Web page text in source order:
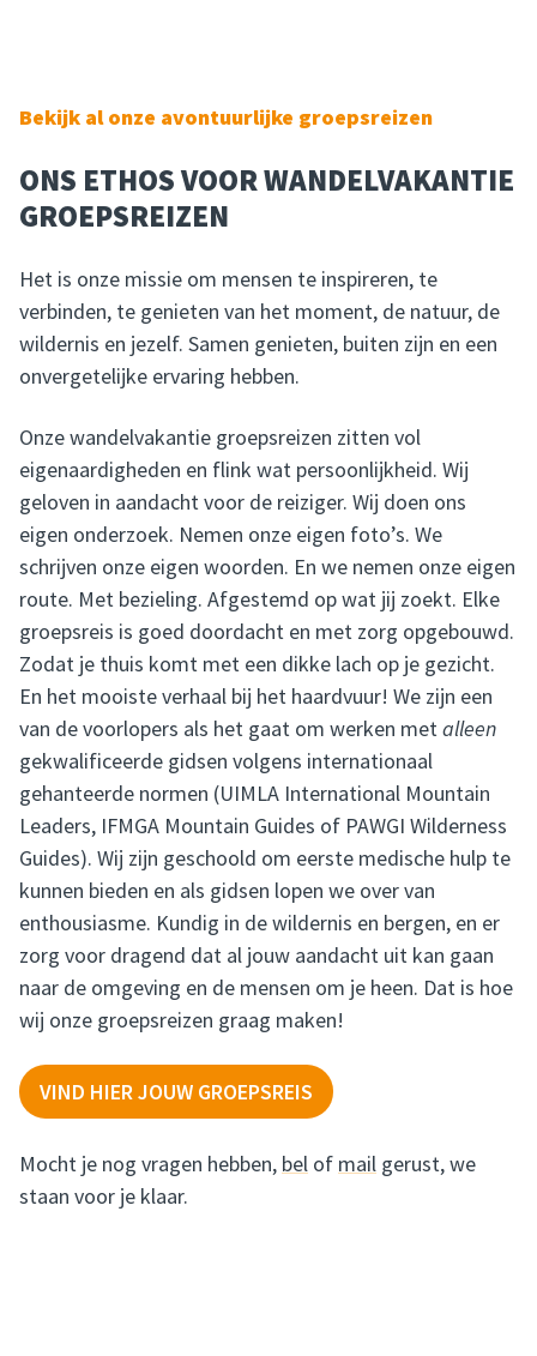
Bekijk al onze avontuurlijke groepsreizen
ONS ETHOS VOOR WANDELVAKANTIE
GROEPSREIZEN
Het is onze missie om mensen te inspireren, te
verbinden, te genieten van het moment, de natuur, de
wildernis en jezelf. Samen genieten, buiten zijn en een
onvergetelijke ervaring hebben.
Onze wandelvakantie groepsreizen zitten vol
eigenaardigheden en flink wat persoonlijkheid. Wij
geloven in aandacht voor de reiziger. Wij doen ons
eigen onderzoek. Nemen onze eigen foto’s. We
schrijven onze eigen woorden. En we nemen onze eigen
route. Met bezieling. Afgestemd op wat jij zoekt. Elke
groepsreis is goed doordacht en met zorg opgebouwd.
Zodat je thuis komt met een dikke lach op je gezicht.
En het mooiste verhaal bij het haardvuur! We zijn een
van de voorlopers als het gaat om werken metalleen
gekwalificeerde gidsen volgens internationaal
gehanteerde normen (UIMLA International Mountain
Leaders, IFMGA Mountain Guides of PAWGI Wilderness
Guides). Wij zijn geschoold om eerste medische hulp te
kunnen bieden en als gidsen lopen we over van
enthousiasme. Kundig in de wildernis en bergen, en er
zorg voor dragend dat al jouw aandacht uit kan gaan
naar de omgeving en de mensen om je heen. Dat is hoe
wij onze groepsreizen graag maken!
VIND HIER JOUW GROEPSREIS
Mocht je nog vragen hebben, bel of mail gerust, we
staan voor je klaar.